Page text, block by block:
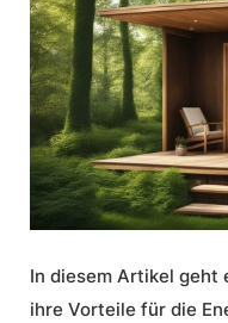
In diesem Artikel geht
ihre Vorteile für die